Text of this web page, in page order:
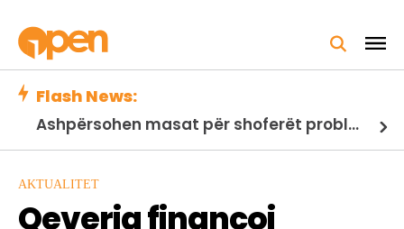
Flash News:
Ashpërsohen masat për shoferët problematikë, hyjnë në fuqi ndryshimet në Kodin Rrugor
AKTUALITET
Qeveria financoi